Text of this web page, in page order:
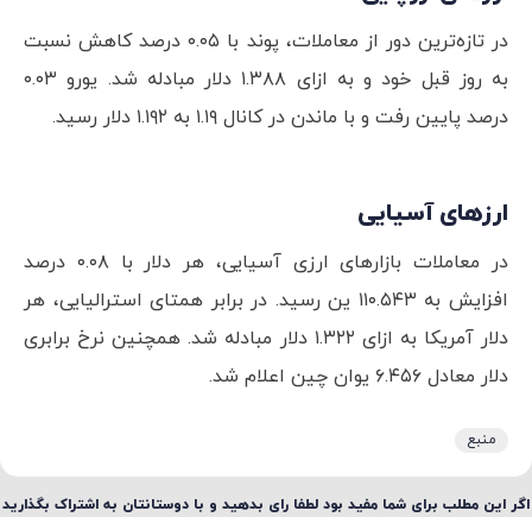
در تازه‌ترین دور از معاملات، پوند با ۰.۰۵ درصد کاهش نسبت
به روز قبل خود و به ازای ۱.۳۸۸ دلار مبادله شد. یورو ۰.۰۳
درصد پایین رفت و با ماندن در کانال ۱.۱۹ به ۱.۱۹۲ دلار رسید.
ارزهای آسیایی
در معاملات بازارهای ارزی آسیایی، هر دلار با ۰.۰۸ درصد
افزایش به ۱۱۰.۵۴۳ ین رسید. در برابر همتای استرالیایی، هر
دلار آمریکا به ازای ۱.۳۲۲ دلار مبادله شد. همچنین نرخ برابری
دلار معادل ۶.۴۵۶ یوان چین اعلام شد.
منبع
اگر این مطلب برای شما مفید بود لطفا رای بدهید و با دوستانتان به اشتراک بگذارید